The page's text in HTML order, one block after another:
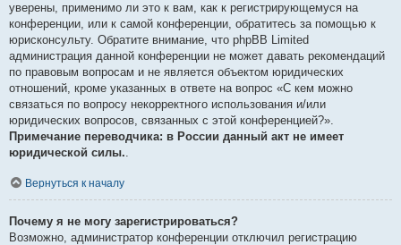
уверены, применимо ли это к вам, как к регистрирующемуся на
конференции, или к самой конференции, обратитесь за помощью к
юрисконсульту. Обратите внимание, что phpBB Limited
администрация данной конференции не может давать рекомендаций
по правовым вопросам и не является объектом юридических
отношений, кроме указанных в ответе на вопрос «С кем можно
связаться по вопросу некорректного использования и/или
юридических вопросов, связанных с этой конференцией?».
Примечание переводчика: в России данный акт не имеет
юридической силы..
Вернуться к началу
Почему я не могу зарегистрироваться?
Возможно, администратор конференции отключил регистрацию